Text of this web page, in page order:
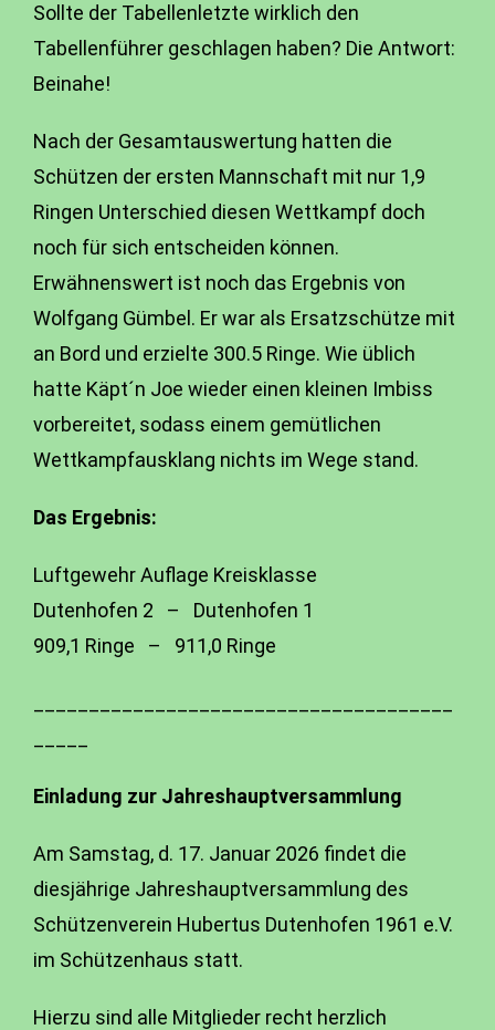
Sollte der Tabellenletzte wirklich den
Tabellenführer geschlagen haben? Die Antwort:
Beinahe!
Nach der Gesamtauswertung hatten die
Schützen der ersten Mannschaft mit nur 1,9
Ringen Unterschied diesen Wettkampf doch
noch für sich entscheiden können.
Erwähnenswert ist noch das Ergebnis von
Wolfgang Gümbel. Er war als Ersatzschütze mit
an Bord und erzielte 300.5 Ringe. Wie üblich
hatte Käpt´n Joe wieder einen kleinen Imbiss
vorbereitet, sodass einem gemütlichen
Wettkampfausklang nichts im Wege stand.
Das Ergebnis:
Luftgewehr Auflage Kreisklasse
Dutenhofen 2 – Dutenhofen 1
909,1 Ringe – 911,0 Ringe
Einladung zur Jahreshauptversammlung
Am Samstag, d. 17. Januar 2026 findet die
diesjährige Jahreshauptversammlung des
Schützenverein Hubertus Dutenhofen 1961 e.V.
im Schützenhaus statt.
Hierzu sind alle Mitglieder recht herzlich